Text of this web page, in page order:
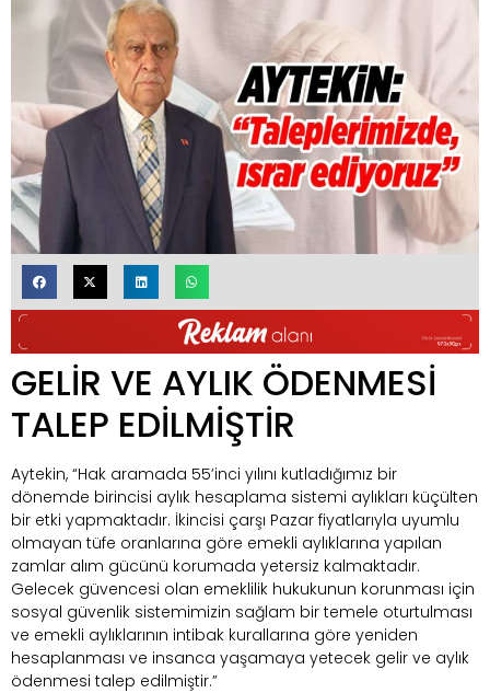
GELİR VE AYLIK ÖDENMESİ
TALEP EDİLMİŞTİR
Aytekin, “Hak aramada 55’inci yılını kutladığımız bir
dönemde birincisi aylık hesaplama sistemi aylıkları küçülten
bir etki yapmaktadır. İkincisi çarşı Pazar fiyatlarıyla uyumlu
olmayan tüfe oranlarına göre emekli aylıklarına yapılan
zamlar alım gücünü korumada yetersiz kalmaktadır.
Gelecek güvencesi olan emeklilik hukukunun korunması için
sosyal güvenlik sistemimizin sağlam bir temele oturtulması
ve emekli aylıklarının intibak kurallarına göre yeniden
hesaplanması ve insanca yaşamaya yetecek gelir ve aylık
ödenmesi talep edilmiştir.”